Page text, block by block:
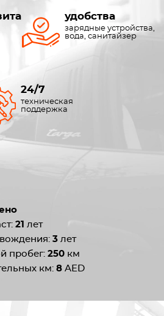
удобства
зарядные устройства,
вода, санитайзер
24/7
техническая
поддержка
21 лет
3 лет
пробег: 250 км
км: 8 AED